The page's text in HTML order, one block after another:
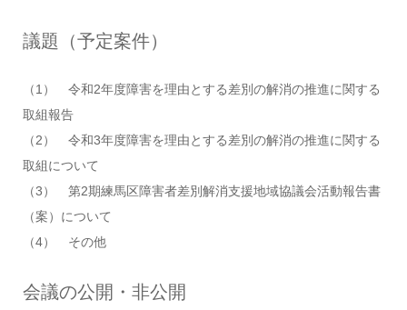
議題（予定案件）
（1） 令和2年度障害を理由とする差別の解消の推進に関する
取組報告
（2） 令和3年度障害を理由とする差別の解消の推進に関する
取組について
（3） 第2期練馬区障害者差別解消支援地域協議会活動報告書
（案）について
（4） その他
会議の公開・非公開